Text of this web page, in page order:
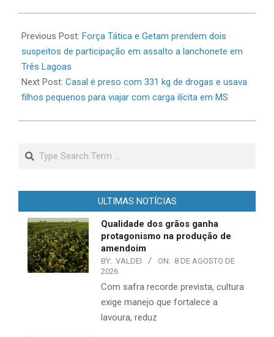
06-
02
Previous Post: Força Tática e Getam prendem dois
suspeitos de participação em assalto a lanchonete em
Três Lagoas
Next Post: Casal é preso com 331 kg de drogas e usava
filhos pequenos para viajar com carga ilícita em MS
Search
ULTIMAS NOTÍCIAS
Qualidade dos grãos ganha
protagonismo na produção de
amendoim
BY: VALDEI ON: 8 DE AGOSTO DE
2026
Com safra recorde prevista, cultura
exige manejo que fortalece a
lavoura, reduz